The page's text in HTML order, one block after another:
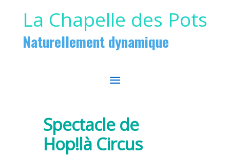
La Chapelle des Pots
Naturellement dynamique
MENU
Spectacle de
Hop!là Circus